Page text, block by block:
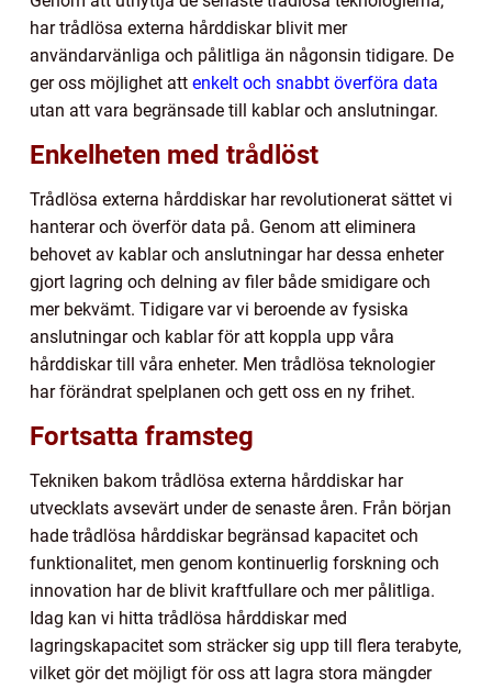
har trådlösa externa hårddiskar blivit mer
användarvänliga och pålitliga än någonsin tidigare. De
ger oss möjlighet att enkelt och snabbt överföra data
utan att vara begränsade till kablar och anslutningar.
Enkelheten med trådlöst
Trådlösa externa hårddiskar har revolutionerat sättet vi
hanterar och överför data på. Genom att eliminera
behovet av kablar och anslutningar har dessa enheter
gjort lagring och delning av filer både smidigare och
mer bekvämt. Tidigare var vi beroende av fysiska
anslutningar och kablar för att koppla upp våra
hårddiskar till våra enheter. Men trådlösa teknologier
har förändrat spelplanen och gett oss en ny frihet.
Fortsatta framsteg
Tekniken bakom trådlösa externa hårddiskar har
utvecklats avsevärt under de senaste åren. Från början
hade trådlösa hårddiskar begränsad kapacitet och
funktionalitet, men genom kontinuerlig forskning och
innovation har de blivit kraftfullare och mer pålitliga.
Idag kan vi hitta trådlösa hårddiskar med
lagringskapacitet som sträcker sig upp till flera terabyte,
vilket gör det möjligt för oss att lagra stora mängder